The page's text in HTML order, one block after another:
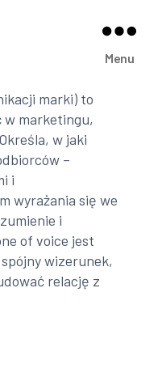
Menu
marki) to
w marketingu,
w jaki
–
i
wyrażania się we
i
of voice jest
wizerunek,
relację z